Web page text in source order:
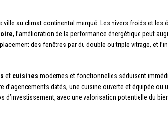
au climat continental marqué. Les hivers froids et les
, l’amélioration de la performance énergétique peut
des fenêtres par du double ou triple vitrage, et
et cuisines modernes et fonctionnelles séduisent
datés, une cuisine ouverte et équipée ou
avec une valorisation potentielle du